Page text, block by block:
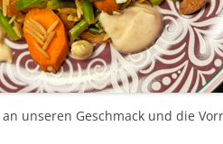
unseren Geschmack und die